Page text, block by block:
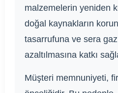
malzemelerin yeniden
doğal kaynakların
tasarrufuna ve sera
azaltılmasına katkı
Müşteri memnuniyeti,